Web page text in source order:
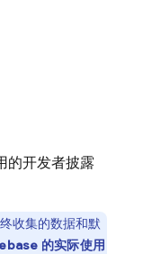
的开发者披露
收集的数据和默
的实际使用